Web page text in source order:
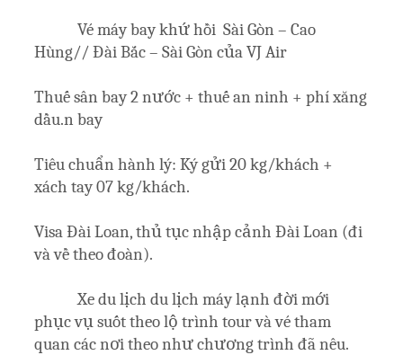
Vé máy bay khứ hồi Sài Gòn – Cao
Hùng// Đài Bắc – Sài Gòn của VJ Air
Thuế sân bay 2 nước + thuế an ninh + phí xăng
dầu.n bay
Tiêu chuẩn hành lý: Ký gửi 20 kg/khách +
xách tay 07 kg/khách.
Visa Đài Loan, thủ tục nhập cảnh Đài Loan (đi
và về theo đoàn).
Xe du lịch du lịch máy lạnh đời mới
phục vụ suốt theo lộ trình tour và vé tham
quan các nơi theo như chương trình đã nêu.